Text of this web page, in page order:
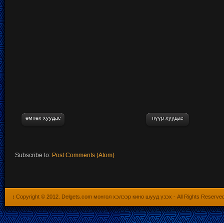
өмнөх хуудас нүүр хуудас
Subscribe to: Post Comments (Atom)
: Copyright © 2012. Delgets.com монгол хэлээр кино шууд үзэх - All Rights